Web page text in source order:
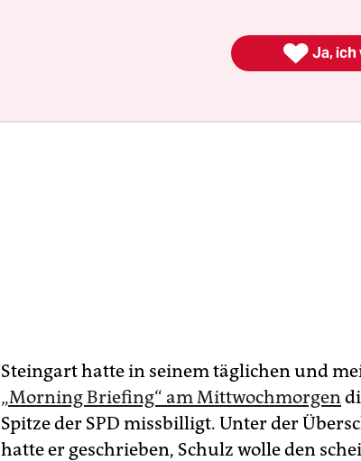
Steingart hatte in seinem täglichen und
„Morning Briefing“ am Mittwochmorgen
Spitze der SPD missbilligt. Unter der
hatte er geschrieben, Schulz wolle den
 Ja, ich